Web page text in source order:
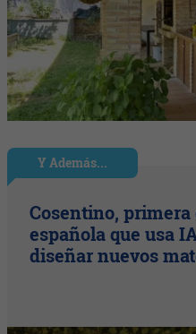
Y Además...
Cosentino,
española que usa
diseñar nuevos